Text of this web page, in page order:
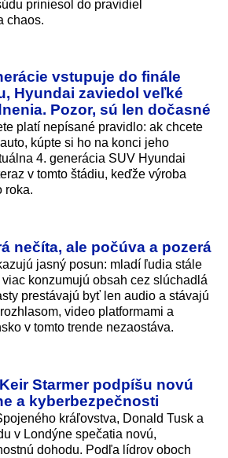
priniesol do pravidiel
chaos.
vstupuje do finále
Hyundai zaviedol veľké
Pozor, sú len dočasné
platí nepísané pravidlo: ak chcete
kúpte si ho na konci jeho
4. generácia SUV Hyundai
v tomto štádiu, keďže výroba
roka.
nečíta, ale počúva a pozerá
jasný posun: mladí ľudia stále
konzumujú obsah cez slúchadlá
prestávajú byť len audio a stávajú
video platformami a
v tomto trende nezaostáva.
Starmer podpíšu novú
a kyberbezpečnosti
kráľovstva, Donald Tusk a
v Londýne spečatia novú,
dohodu. Podľa lídrov oboch